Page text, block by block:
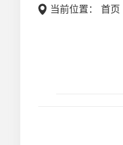
当前位置： 首页